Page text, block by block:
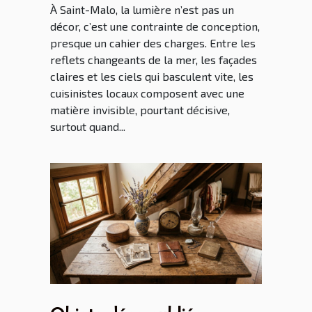
À Saint-Malo, la lumière n’est pas un
décor, c’est une contrainte de conception,
presque un cahier des charges. Entre les
reflets changeants de la mer, les façades
claires et les ciels qui basculent vite, les
cuisinistes locaux composent avec une
matière invisible, pourtant décisive,
surtout quand...